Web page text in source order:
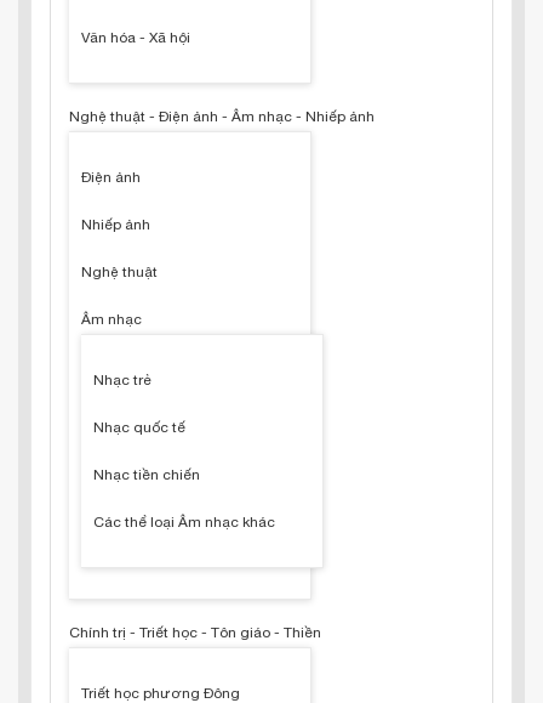
Văn hóa - Xã hội
Nghệ thuật - Điện ảnh - Âm nhạc - Nhiếp ảnh
Điện ảnh
Nhiếp ảnh
Nghệ thuật
Âm nhạc
Nhạc trẻ
Nhạc quốc tế
Nhạc tiền chiến
Các thể loại Âm nhạc khác
Chính trị - Triết học - Tôn giáo - Thiền
Triết học phương Đông